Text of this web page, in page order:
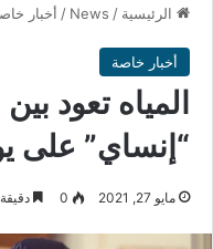
الرئيسية /
News
/ أخبار
أخبار خاصة
المياه تعود
“إنساي” على
مايو 27, 2021 0